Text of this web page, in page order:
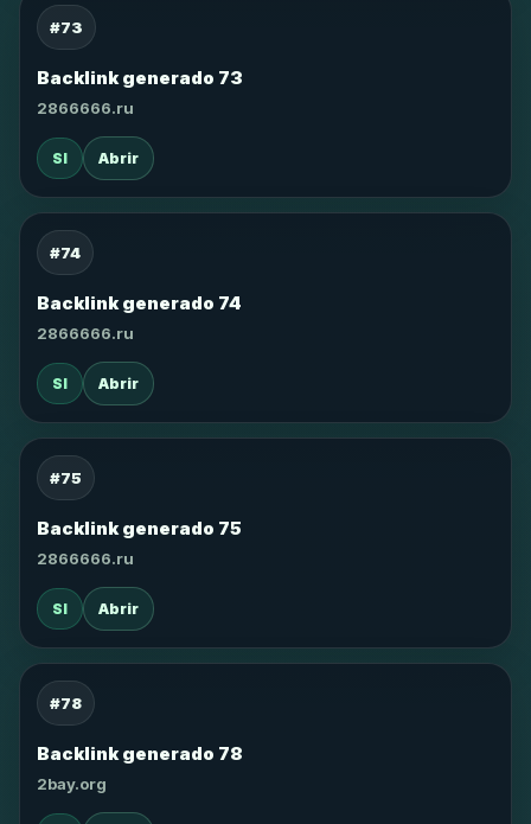
#73
Backlink generado 73
2866666.ru
SI Abrir
#74
Backlink generado 74
2866666.ru
SI Abrir
#75
Backlink generado 75
2866666.ru
SI Abrir
#78
Backlink generado 78
2bay.org